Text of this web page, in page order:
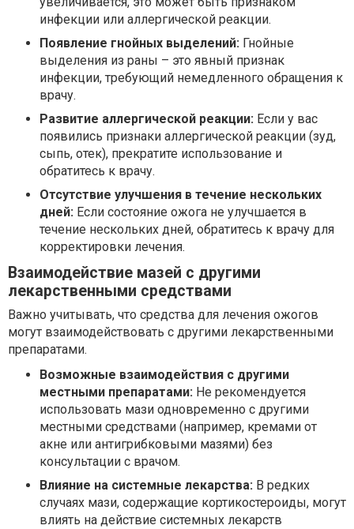
инфекции или аллергической реакции.
Появление гнойных выделений: Гнойные
выделения из раны – это явный признак
инфекции, требующий немедленного обращения к
врачу.
Развитие аллергической реакции: Если у вас
появились признаки аллергической реакции (зуд,
сыпь, отек), прекратите использование и
обратитесь к врачу.
Отсутствие улучшения в течение нескольких
дней: Если состояние ожога не улучшается в
течение нескольких дней, обратитесь к врачу для
корректировки лечения.
Взаимодействие мазей с другими
лекарственными средствами
Важно учитывать, что средства для лечения ожогов
могут взаимодействовать с другими лекарственными
препаратами.
Возможные взаимодействия с другими
местными препаратами: Не рекомендуется
использовать мази одновременно с другими
местными средствами (например, кремами от
акне или антигрибковыми мазями) без
консультации с врачом.
Влияние на системные лекарства: В редких
случаях мази, содержащие кортикостероиды, могут
влиять на действие системных лекарств